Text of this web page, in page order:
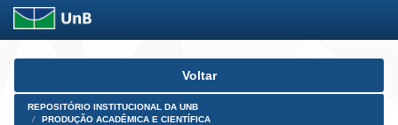
Skip
Voltar
REPOSITÓRIO INSTITUCIONAL DA UNB
PRODUÇÃO ACADÊMICA E CIENTÍFICA